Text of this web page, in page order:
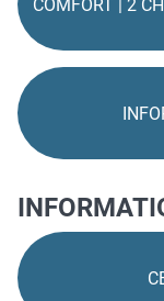
COMFORT | 2